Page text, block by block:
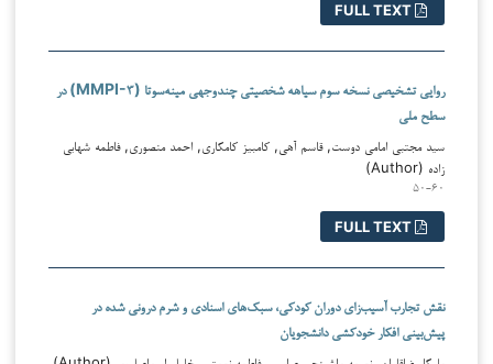
FULL TEXT
روایی تشخیصی نسخه سوم سیاهه شخصیتی چندوجهی مینه‌سوتا (MMPI-۳) در
سطح ملی
سید مجتبی امامی دوست, قاسم آهی, کامبیز کامکاری, احمد منصوری, فاطمه شهابی
زاده (Author)
۵۰-۶۰
FULL TEXT
نقش تجارب آسیب‌زای دوران کودکی، سبک‌های اسنادی و شرم درونی شده در
پیش‌بینی افکار خودکشی دانشجویان